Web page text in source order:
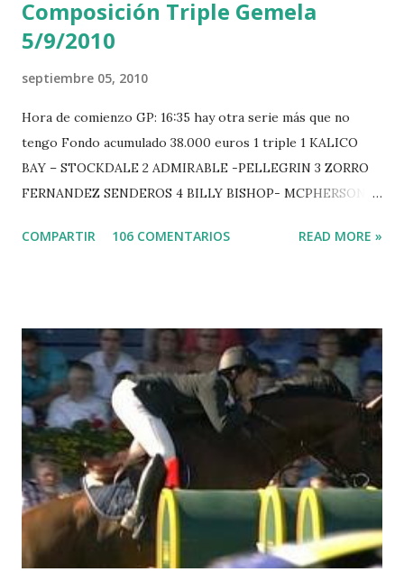
i
o
Composición Triple Gemela
5/9/2010
septiembre 05, 2010
Hora de comienzo GP: 16:35 hay otra serie más que no
tengo Fondo acumulado 38.000 euros 1 triple 1 KALICO
BAY – STOCKDALE 2 ADMIRABLE -PELLEGRIN 3 ZORRO
FERNANDEZ SENDEROS 4 BILLY BISHOP- MCPHERSON 5
-EPAILLARD 7 GIG AMAI M WHITAKER 8 SILVANA DU
POWER - MILLAR 5 ARMANIE -VOORN 6 QUERLYBET
HERO -LEJAUNE 7 MO CHROI - O’BRIEN 8 CARMENA Z -
BREEN 9 JALLA DE GAVIERE -RAMZY AL DUHAMI 10
NOVEL -PHILIPPAERTS 3 triple 1 LATE NIGHT -LEVY 2 K
CLUB LADY -O’CONNOR 3 QUICK STUDY - HOUGH 4
LORENZO -AHLMANN 5 L’ESPOIR -GULLIKSEN 6
TOPINAMBOUR -LEPREVOST 7 WISCONSIN 111 -MOYA 8
INTERTOY Z - BRASH 9 HERALD –CORDON 10 SELDANA
DI CAMPALTO -SHARBATLY Vuelta Triunfal... el ganador
del Gran Premio en su vuelta de honor
COMPARTIR 106 COMENTARIOS READ MORE »